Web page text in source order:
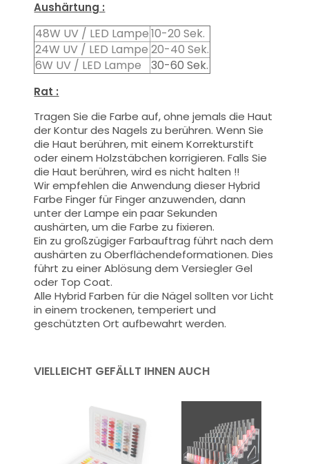
Aushärtung :
48W UV / LED Lampe10-20 Sek.
24W UV / LED Lampe 20-40 Sek.
6W UV / LED Lampe
30-60 Sek.
Rat :
Tragen Sie die Farbe auf, ohne jemals die Haut
der Kontur des Nagels zu berühren. Wenn Sie
die Haut berühren, mit einem Korrekturstift
oder einem Holzstäbchen korrigieren. Falls Sie
die Haut berühren, wird es nicht halten !!
Wir empfehlen die Anwendung dieser Hybrid
Farbe Finger für Finger anzuwenden, dann
unter der Lampe ein paar Sekunden
aushärten, um die Farbe zu fixieren.
Ein zu großzügiger Farbauftrag führt nach dem
aushärten zu Oberflächendeformationen. Dies
führt zu einer Ablösung dem Versiegler Gel
oder Top Coat.
Alle Hybrid Farben für die Nägel sollten vor Licht
in einem trockenen, temperiert und
geschützten Ort aufbewahrt werden.
VIELLEICHT GEFÄLLT IHNEN AUCH